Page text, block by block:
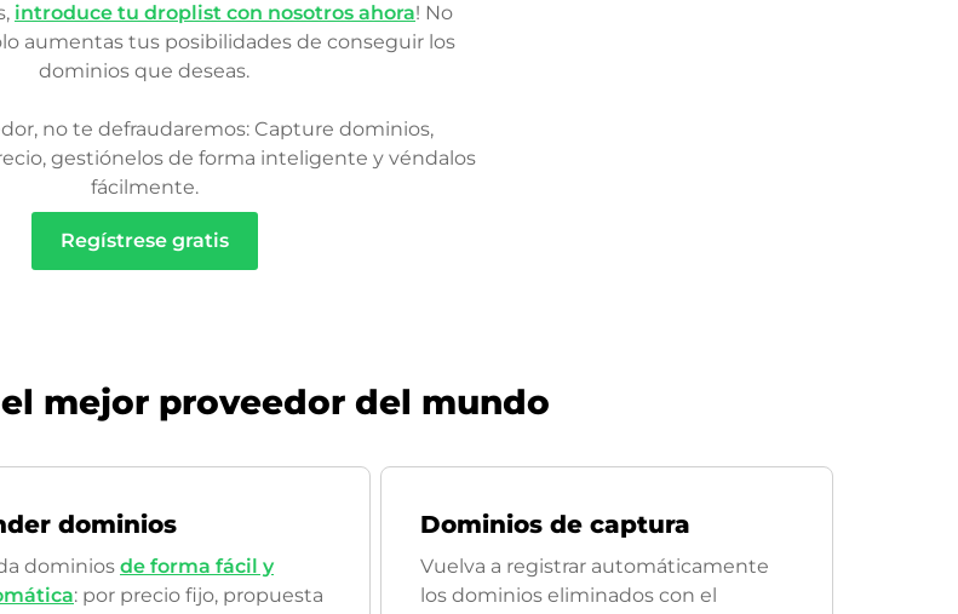
introduce tu droplist con nosotros ahora! No
aumentas tus posibilidades de conseguir los
dominios que deseas.
no te defraudaremos: Capture dominios,
gestiónelos de forma inteligente y véndalos
fácilmente.
Regístrese gratis
mejor proveedor del mundo
dominios
dominios de forma fácil y
: por precio fijo, propuesta
Dominios de captura
Vuelva a registrar automáticamente
los dominios eliminados con el